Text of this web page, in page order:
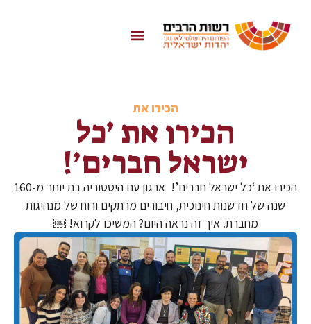
הכירו את
הכירו את ׳כל
ישראל חברים׳!
הכירו את ‘כל ישראל חברים’! ארגון עם היסטוריה בת יותר מ-160
שנה של חדשנות חינוכית, חיבורים מרתקים ורוח של מנהיגות
מחברת. איך זה נראה היום? המשיכו לקרוא! ￼